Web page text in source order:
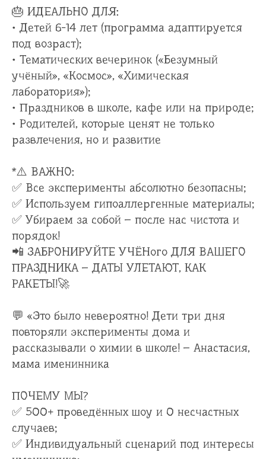
🎂 ИДЕАЛЬНО ДЛЯ:
• Детей 6-14 лет (программа адаптируется
под возраст);
• Тематических вечеринок («Безумный
учёный», «Космос», «Химическая
лаборатория»);
• Праздников в школе, кафе или на природе;
• Родителей, которые ценят не только
развлечения, но и развитие
*⚠️ ВАЖНО:
✅ Все эксперименты абсолютно безопасны;
✅ Используем гипоаллергенные материалы;
✅ Убираем за собой – после нас чистота и
порядок!
📲 ЗАБРОНИРУЙТЕ УЧЁНого ДЛЯ ВАШЕГО
ПРАЗДНИКА – ДАТЫ УЛЕТАЮТ, КАК
РАКЕТЫ!🚀
💬 «Это было невероятно! Дети три дня
повторяли эксперименты дома и
рассказывали о химии в школе! – Анастасия,
мама именинника
ПОЧЕМУ МЫ?
✅ 500+ проведённых шоу и 0 несчастных
случаев;
✅ Индивидуальный сценарий под интересы